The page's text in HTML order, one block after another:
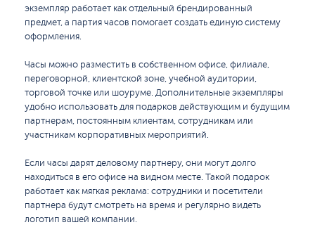
экземпляр работает как отдельный брендированный
предмет, а партия часов помогает создать единую систему
оформления.
Часы можно разместить в собственном офисе, филиале,
переговорной, клиентской зоне, учебной аудитории,
торговой точке или шоуруме. Дополнительные экземпляры
удобно использовать для подарков действующим и будущим
партнерам, постоянным клиентам, сотрудникам или
участникам корпоративных мероприятий.
Если часы дарят деловому партнеру, они могут долго
находиться в его офисе на видном месте. Такой подарок
работает как мягкая реклама: сотрудники и посетители
партнера будут смотреть на время и регулярно видеть
логотип вашей компании.